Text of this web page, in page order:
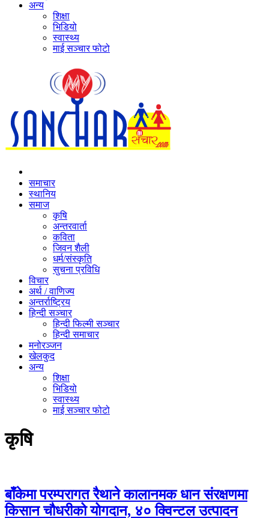
अन्य
शिक्षा
भिडियो
स्वास्थ्य
माई सञ्‍चार फोटो
समाचार
स्थानिय
समाज
कृषि
अन्तरवार्ता
कविता
जिवन शैली
धर्म/संस्कृति
सुचना प्रविधि
विचार
अर्थ / वाणिज्य
अन्तर्राष्ट्रिय
हिन्दी सञ्‍चार
हिन्दी फिल्मी सञ्‍चार
हिन्दी समाचार
मनोरञ्‍जन
खेलकुद
अन्य
शिक्षा
भिडियो
स्वास्थ्य
माई सञ्‍चार फोटो
कृषि
बाँकेमा परम्परागत रैथाने कालानमक धान संरक्षणमा
किसान चौधरीको योगदान, ४० क्विन्टल उत्पादन